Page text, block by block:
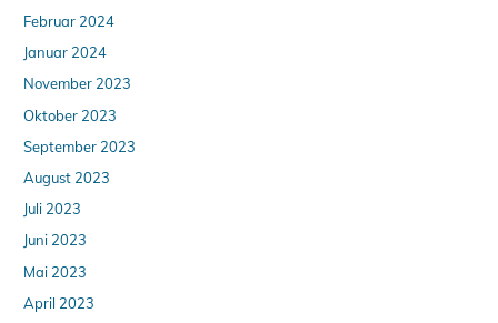
Februar 2024
Januar 2024
November 2023
Oktober 2023
September 2023
August 2023
Juli 2023
Juni 2023
Mai 2023
April 2023